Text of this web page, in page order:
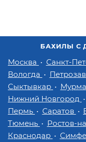
БАХИЛЫ С
Москва Санкт-
Вологда
Сыктывкар
Нижний Новгород
Пермь
Саратов
Тюмень
Ростов-
Краснодар